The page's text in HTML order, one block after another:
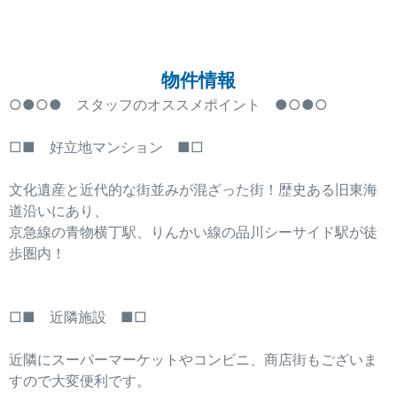
物件情報
○●○● スタッフのオススメポイント ●○●○
□■ 好立地マンション ■□
文化遺産と近代的な街並みが混ざった街！歴史ある旧東海
道沿いにあり、
京急線の青物横丁駅、りんかい線の品川シーサイド駅が徒
歩圏内！
□■ 近隣施設 ■□
近隣にスーパーマーケットやコンビニ、商店街もございま
すので大変便利です。